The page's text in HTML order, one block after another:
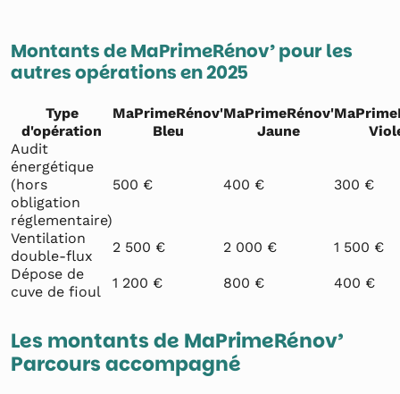
Montants de MaPrimeRénov’ pour les
autres opérations en 2025
Type
d'opération
MaPrimeRénov'
Bleu
MaPrimeRénov'
Jaune
Audit
énergétique
(hors
obligation
réglementaire)
500 € 400 € 300 €
Ventilation
double-flux
2 500 € 2 000 €
1 500 €
Dépose de
cuve de fioul
1 200 € 800 € 400 €
Les montants de MaPrimeRénov’
Parcours accompagné